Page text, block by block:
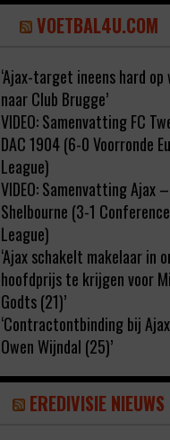
VOETBAL4U.COM
‘Ajax-target ineens hard op
naar Club Brugge’
VIDEO: Samenvatting FC
DAC 1904 (6-0 Voorronde
League)
VIDEO: Samenvatting Ajax –
Shelbourne (3-1 Conference
League)
‘Ajax schakelt makelaar in
hoofdprijs te krijgen voor
Godts (21)’
‘Contractontbinding bij
Owen Wijndal (25)’
EREDIVISIE NIEUWS